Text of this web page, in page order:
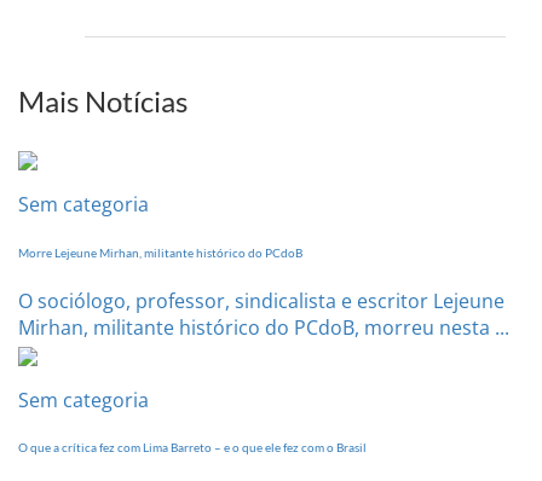
PI
Mais Notícias
Sem categoria
Morre Lejeune Mirhan, militante histórico do PCdoB
O sociólogo, professor, sindicalista e escritor Lejeune
Mirhan, militante histórico do PCdoB, morreu nesta ...
Sem categoria
O que a crítica fez com Lima Barreto – e o que ele fez com o Brasil